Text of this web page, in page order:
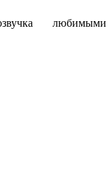
любимыми